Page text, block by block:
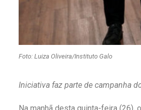
Foto: Luiza Oliveira/Instituto Galo
Iniciativa faz parte de campanha
Na manhã desta quinta-feira